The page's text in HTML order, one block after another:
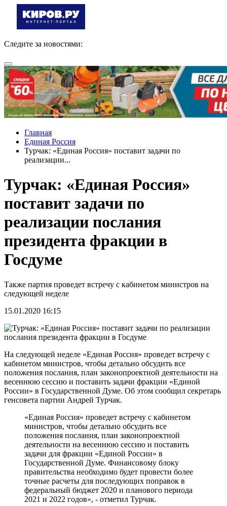
Следите за новостями:
Главная
Единая Россия
Турчак: «Единая Россия» поставит задачи по
реализации...
Турчак: «Единая Россия»
поставит задачи по
реализации послания
президента фракции в
Госдуме
Также партия проведет встречу с кабинетом министров на
следующей неделе
15.01.2020 16:15
На следующей неделе «Единая Россия» проведет встречу с
кабинетом министров, чтобы детально обсудить все
положения послания, план законопроектной деятельности на
весеннюю сессию и поставить задачи фракции «Единой
России» в Государственной Думе. Об этом сообщил секретарь
генсовета партии Андрей Турчак.
«Единая Россия» проведет встречу с кабинетом
министров, чтобы детально обсудить все
положения послания, план законопроектной
деятельности на весеннюю сессию и поставить
задачи для фракции «Единой России» в
Государственной Думе. Финансовому блоку
правительства необходимо будет провести более
точные расчеты для последующих поправок в
федеральный бюджет 2020 и планового периода
2021 и 2022 годов», - отметил Турчак.